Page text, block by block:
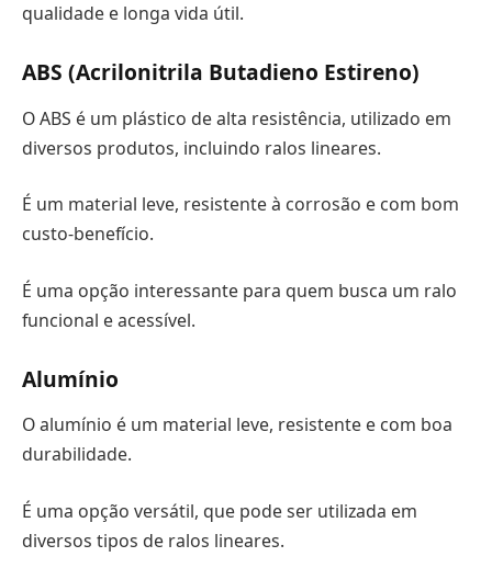
qualidade e longa vida útil.
ABS (Acrilonitrila Butadieno Estireno)
O ABS é um plástico de alta resistência, utilizado em
diversos produtos, incluindo ralos lineares.
É um material leve, resistente à corrosão e com bom
custo-benefício.
É uma opção interessante para quem busca um ralo
funcional e acessível.
Alumínio
O alumínio é um material leve, resistente e com boa
durabilidade.
É uma opção versátil, que pode ser utilizada em
diversos tipos de ralos lineares.